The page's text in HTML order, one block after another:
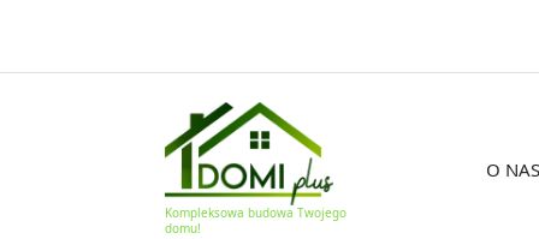
Kompleksowa budowa Twojego
domu!
O NAS